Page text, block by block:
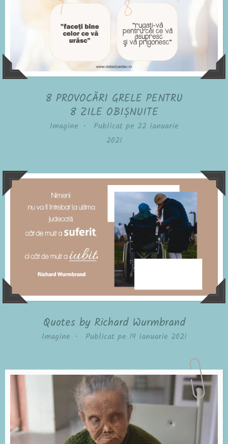
8 PROVOCĂRI GRELE PENTRU
8 ZILE OBIȘNUITE
Imagine • Publicat pe 22 ianuarie
2021
Quotes by Richard Wurmbrand
Imagine • Publicat pe 19 ianuarie 2021